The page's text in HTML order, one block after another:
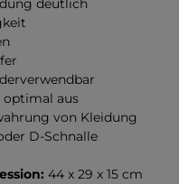
deutlich
optimal aus
von Kleidung
D-Schnalle
44 x 29 x 15 cm